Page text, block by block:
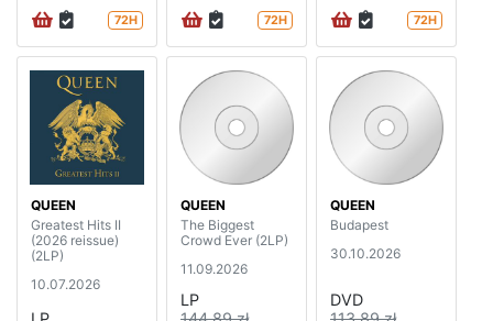
72H 72H 72H
QUEEN
Greatest Hits II
(2026 reissue)
(2LP)
10.07.2026
QUEEN
The Biggest
Crowd Ever (2LP)
11.09.2026
LP
QUEEN
Budapest
30.10.2026
DVD